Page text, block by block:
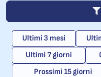
Ultimi 3 mesi
Ultimi 7 giorni
Prossimi 15 giorni